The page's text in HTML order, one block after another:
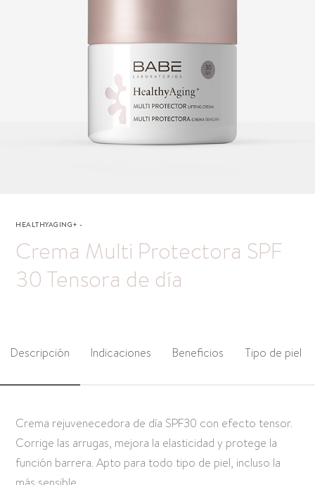
HEALTHYAGING+-
Crema Multi Protectora SPF
30 Tensora de día
Descripción Indicaciones Beneficios Tipo de piel
Crema rejuvenecedora de día SPF30 con efecto tensor.
Corrige las arrugas, mejora la elasticidad y protege la
función barrera. Apto para todo tipo de piel, incluso la